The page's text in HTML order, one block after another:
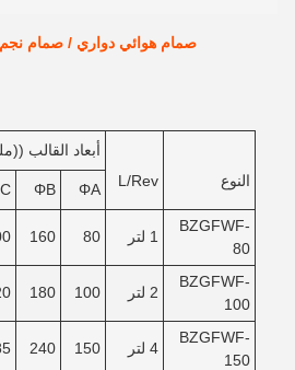
صمام هوائي دواري / صمام
النوع L/Rev
أبعاد القالب
ΦA
ΦB
BZGFWF-
80
1 لتر 80
160
BZGFWF-
100
2 لتر 100
180
BZGFWF-
150
4 لتر 150
240